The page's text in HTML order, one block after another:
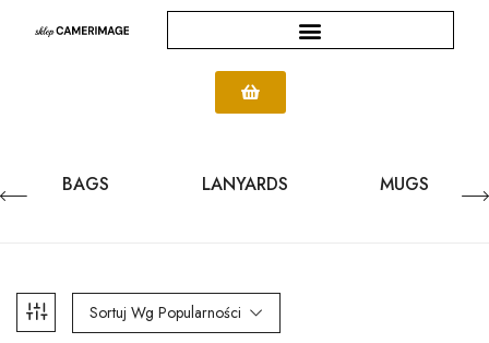
BAGS LANYARDS MUGS
Sortuj Wg Popularności